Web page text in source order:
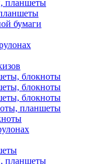
планшеты
бумаги
блокноты
блокноты
блокноты
планшеты
планшеты